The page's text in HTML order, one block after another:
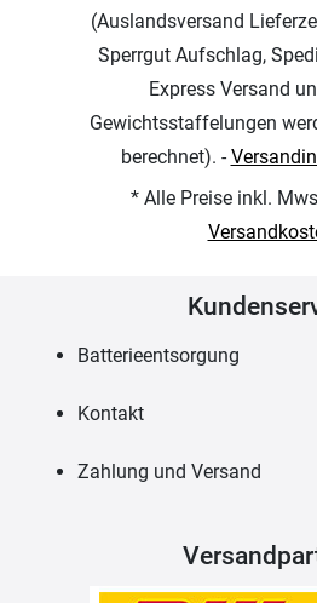
(Auslandsversand
Sperrgut Aufschlag,
Express Versand
Gewichtsstaffelungen
berechnet). -
* Alle Preise inkl.
Batterieentsorgung
Kontakt
Zahlung und Versand